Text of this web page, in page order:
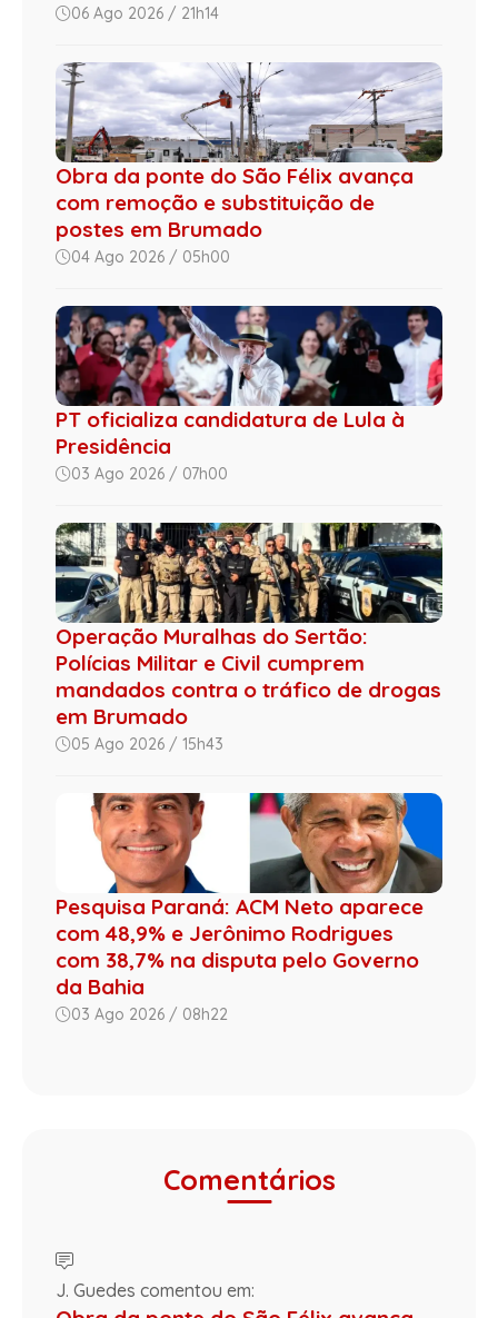
06 Ago 2026 / 21h14
Obra da ponte do São Félix avança
com remoção e substituição de
postes em Brumado
04 Ago 2026 / 05h00
PT oficializa candidatura de Lula à
Presidência
03 Ago 2026 / 07h00
Operação Muralhas do Sertão:
Polícias Militar e Civil cumprem
mandados contra o tráfico de drogas
em Brumado
05 Ago 2026 / 15h43
Pesquisa Paraná: ACM Neto aparece
com 48,9% e Jerônimo Rodrigues
com 38,7% na disputa pelo Governo
da Bahia
03 Ago 2026 / 08h22
Comentários
J. Guedes comentou em: